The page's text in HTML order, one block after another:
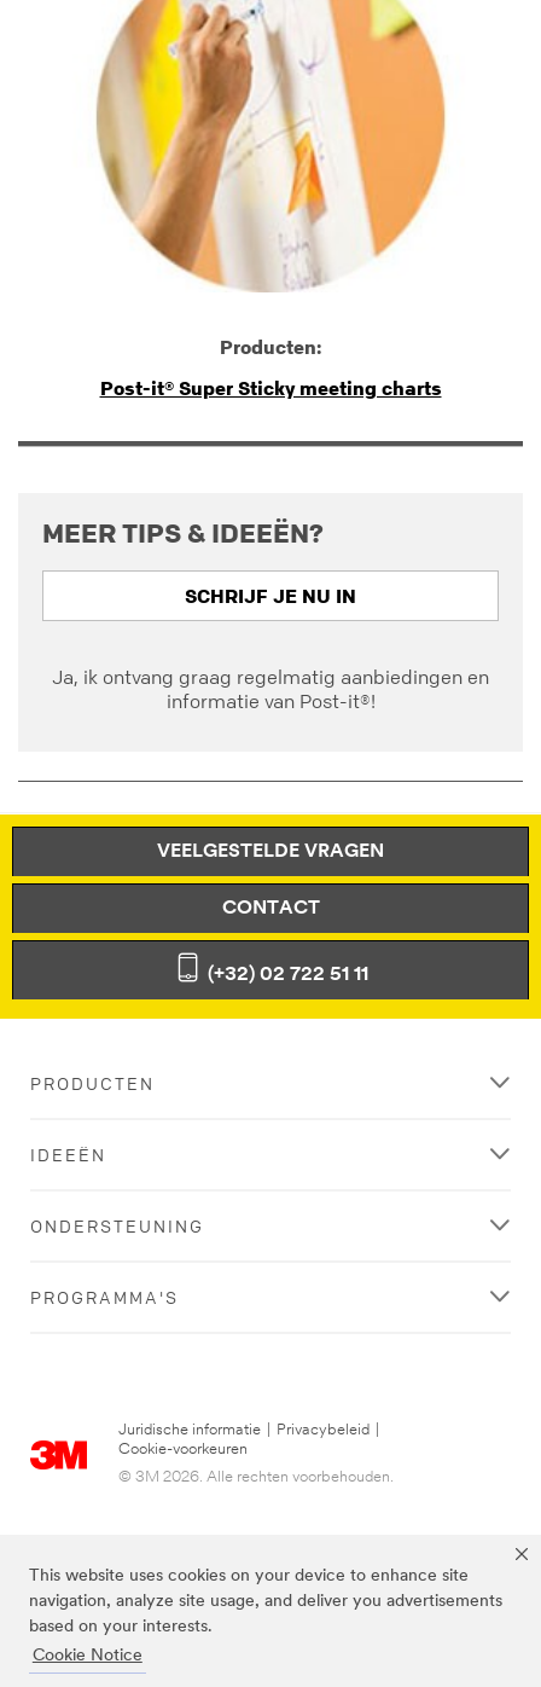
This website uses cookies on your device to enhance site
navigation, analyze site usage, and deliver you advertisements
based on your interests.
Cookie Notice
Producten:
Post-it® Super Sticky meeting charts
MEER TIPS & IDEEËN?
SCHRIJF JE NU IN
Ja, ik ontvang graag regelmatig aanbiedingen en
informatie van Post-it®!
VEELGESTELDE VRAGEN
CONTACT
(+32) 02 722 51 11
PRODUCTEN
IDEEËN
ONDERSTEUNING
PROGRAMMA'S
Juridische informatie Privacybeleid
Cookie-voorkeuren
© 3M 2026. Alle rechten voorbehouden.